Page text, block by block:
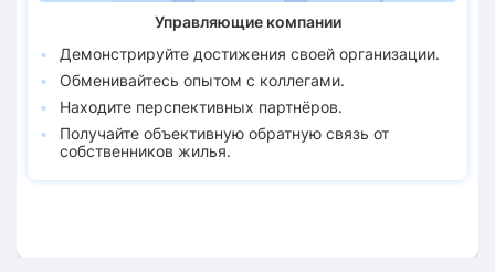
Управляющие компании
Демонстрируйте достижения своей организации.
Обменивайтесь опытом с коллегами.
Находите перспективных партнёров.
Получайте объективную обратную связь от
собственников жилья.